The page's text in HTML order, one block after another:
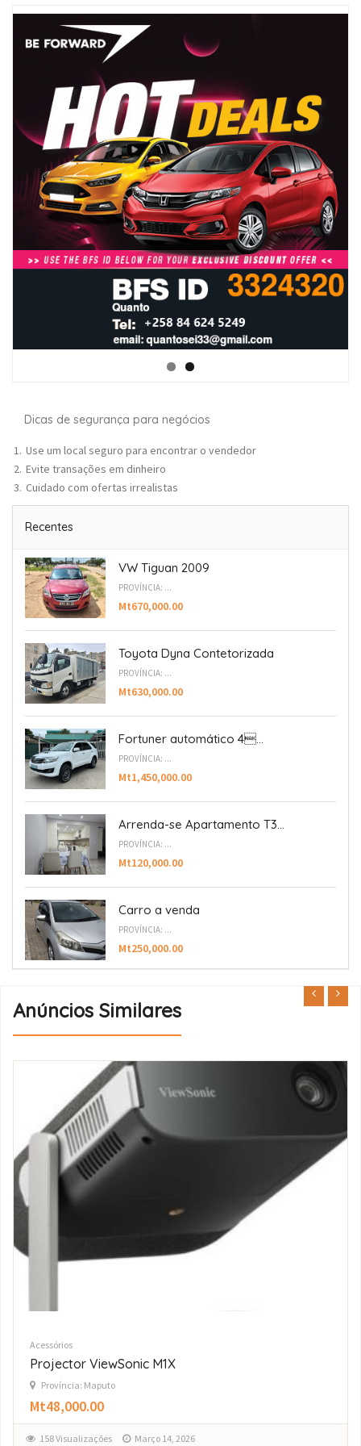
Dicas de segurança para negócios
Use um local seguro para encontrar o vendedor
Evite transações em dinheiro
Cuidado com ofertas irrealistas
Recentes
VW Tiguan 2009
PROVÍNCIA: ...
Mt670,000.00
Toyota Dyna Contetorizada
PROVÍNCIA: ...
Mt630,000.00
Fortuner automático 4...
PROVÍNCIA: ...
Mt1,450,000.00
Arrenda-se Apartamento T3...
PROVÍNCIA: ...
Mt120,000.00
Carro a venda
PROVÍNCIA: ...
Mt250,000.00
Anúncios Similares
Acessórios
AirPod Pro 3 original
Província: Maputo
Mt24,000.00
138 Visualizações Março 14, 2026